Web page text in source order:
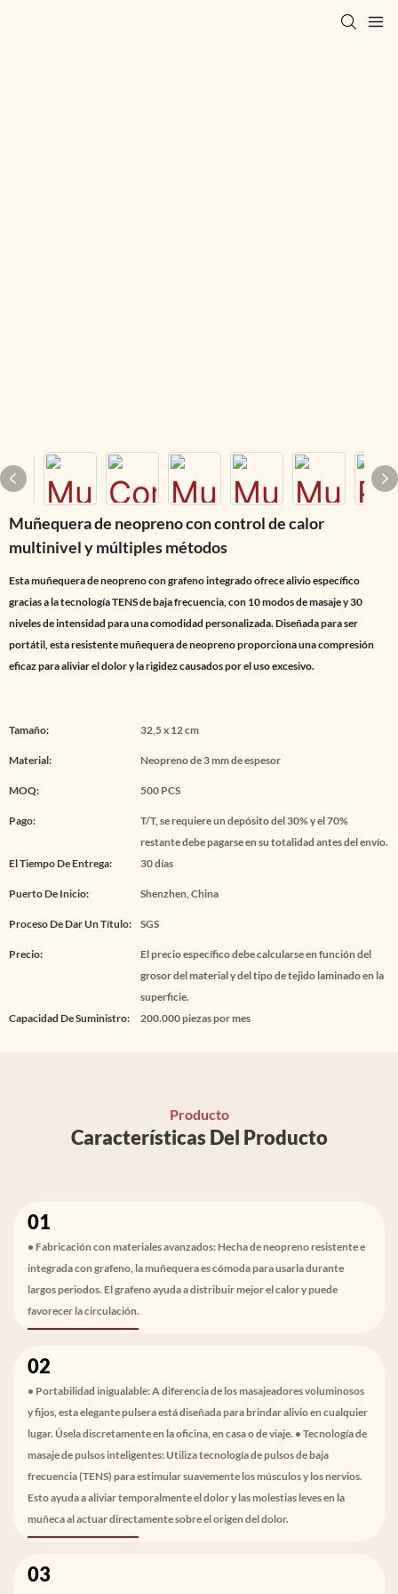
Muñequera de neopreno con control de calor
multinivel y múltiples métodos
Esta muñequera de neopreno con grafeno integrado ofrece alivio específico
gracias a la tecnología TENS de baja frecuencia, con 10 modos de masaje y 30
niveles de intensidad para una comodidad personalizada. Diseñada para ser
portátil, esta resistente muñequera de neopreno proporciona una compresión
eficaz para aliviar el dolor y la rigidez causados ​​por el uso excesivo.
Tamaño: 32,5 x 12 cm
Material: Neopreno de 3 mm de espesor
MOQ: 500 PCS
Pago:
T/T, se requiere un depósito del 30% y el 70%
restante debe pagarse en su totalidad antes del envío.
El Tiempo De Entrega:
30 días
Puerto De Inicio: Shenzhen, China
Proceso De Dar Un Título: SGS
Precio:
El precio específico debe calcularse en función del
grosor del material y del tipo de tejido laminado en la
superficie.
Capacidad De Suministro:
200.000 piezas por mes
Producto
Características Del Producto
01
• Fabricación con materiales avanzados: Hecha de neopreno resistente e
integrada con grafeno, la muñequera es cómoda para usarla durante
largos periodos. El grafeno ayuda a distribuir mejor el calor y puede
favorecer la circulación.
02
• Portabilidad inigualable: A diferencia de los masajeadores voluminosos
y fijos, esta elegante pulsera está diseñada para brindar alivio en cualquier
lugar. Úsela discretamente en la oficina, en casa o de viaje. • Tecnología de
masaje de pulsos inteligentes: Utiliza tecnología de pulsos de baja
frecuencia (TENS) para estimular suavemente los músculos y los nervios.
Esto ayuda a aliviar temporalmente el dolor y las molestias leves en la
muñeca al actuar directamente sobre el origen del dolor.
03